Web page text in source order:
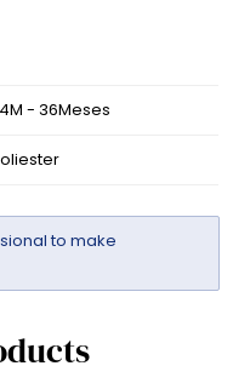
- 36Meses
to make